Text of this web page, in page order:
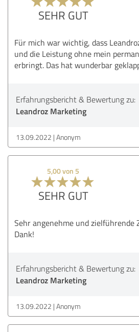
SEHR GUT
Für mich war wichtig, dass
und die Leistung ohne mein
erbringt. Das hat wunderbar
Erfahrungsbericht & Bewertung zu:
Leandroz Marketing
13.09.2022 Anonym
5,00 von 5
SEHR GUT
Sehr angenehme und zielführende
Dank!
Erfahrungsbericht & Bewertung zu:
Leandroz Marketing
13.09.2022 Anonym